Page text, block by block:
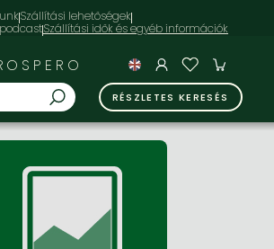
Szállítási lehetőségek
RÉSZLETES KERESÉS